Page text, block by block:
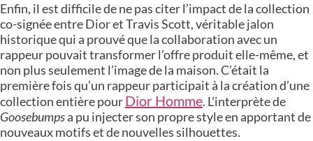
Enfin, il est difficile de ne pas citer l’impact de la collection
co-signée entre Dior et Travis Scott, véritable jalon
historique qui a prouvé que la collaboration avec un
rappeur pouvait transformer l’offre produit elle-même, et
non plus seulement l’image de la maison. C’était la
première fois qu’un rappeur participait à la création d’une
collection entière pourDior Homme. L’interprète de
Goosebumpsa pu injecter son propre style en apportant de
nouveaux motifs et de nouvelles silhouettes.